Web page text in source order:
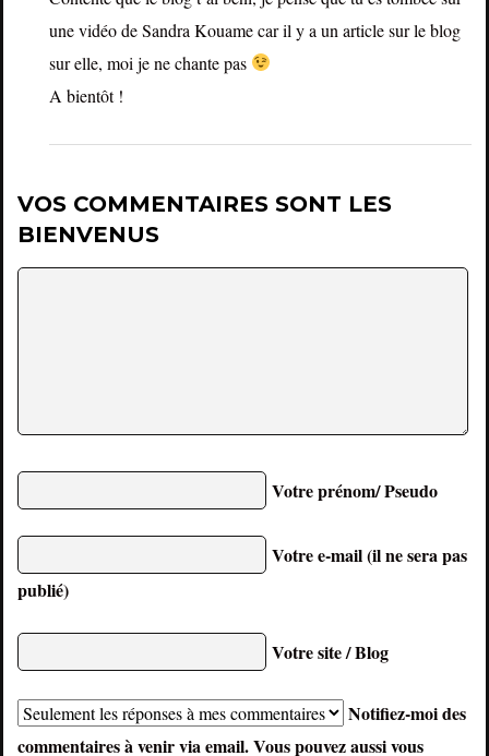
une vidéo de Sandra Kouame car il y a un article sur le blog
sur elle, moi je ne chante pas
A bientôt !
VOS COMMENTAIRES SONT LES
BIENVENUS
Votre prénom/ Pseudo
Votre e-mail (il ne sera pas
publié)
Votre site / Blog
Notifiez-moi des
commentaires à venir via email. Vous pouvez aussivous